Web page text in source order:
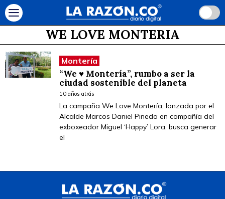
WE LOVE MONTERIA
Montería
“We ♥ Montería”, rumbo a ser la
ciudad sostenible del planeta
10 años atrás
La campaña We Love Montería, lanzada por el
Alcalde Marcos Daniel Pineda en compañía del
exboxeador Miguel ‘Happy’ Lora, busca generar
el